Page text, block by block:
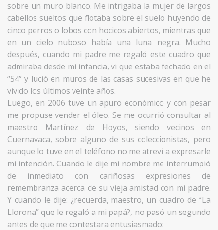
sobre un muro blanco. Me intrigaba la mujer de largos
cabellos sueltos que flotaba sobre el suelo huyendo de
cinco perros o lobos con hocicos abiertos, mientras que
en un cielo nuboso había una luna negra. Mucho
después, cuando mi padre me regaló este cuadro que
admiraba desde mi infancia, vi que estaba fechado en el
“54” y lució en muros de las casas sucesivas en que he
vivido los últimos veinte años.
Luego, en 2006 tuve un apuro económico y con pesar
me propuse vender el óleo. Se me ocurrió consultar al
maestro Martínez de Hoyos, siendo vecinos en
Cuernavaca, sobre alguno de sus coleccionistas, pero
aunque lo tuve en el teléfono no me atreví a expresarle
mi intención. Cuando le dije mi nombre me interrumpió
de inmediato con cariñosas expresiones de
remembranza acerca de su vieja amistad con mi padre.
Y cuando le dije: ¿recuerda, maestro, un cuadro de “La
Llorona” que le regaló a mi papá?, no pasó un segundo
antes de que me contestara entusiasmado: